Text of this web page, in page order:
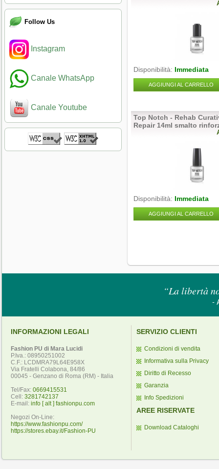
Follow Us
Instagram
Canale WhatsApp
Canale Youtube
Disponibilità: Immediata
AGGIUNGI AL CARRELLO
Top Notch - Rehab
Repair 14ml smalto
Disponibilità: Immediata
AGGIUNGI AL CARRELLO
“La libertà
-
INFORMAZIONI LEGALI
Fashion PU di Mara Lucidi
P.Iva.: 08950251002
C.F.: LCDMRA79L64E958X
Via Fratelli Colabona, 84/86
00045 - Genzano di Roma (RM) - Italia
Tel/Fax: 0669415531
Cell: 3281742137
E-mail: info [ alt ] fashionpu.com
Negozi On-Line:
https://www.fashionpu.com/
https://stores.ebay.it/Fashion-PU
SERVIZIO CLIENTI
Condizioni di vendita
Informativa sulla Privacy
Diritto di Recesso
Garanzia
Info Spedizioni
AREE RISERVATE
Download Cataloghi